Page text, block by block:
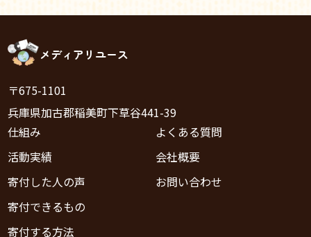
メディアリユース
〒675-1101
兵庫県加古郡稲美町下草谷441-39
仕組み
活動実績
寄付した人の声
寄付できるもの
寄付する方法
よくある質問
会社概要
お問い合わせ